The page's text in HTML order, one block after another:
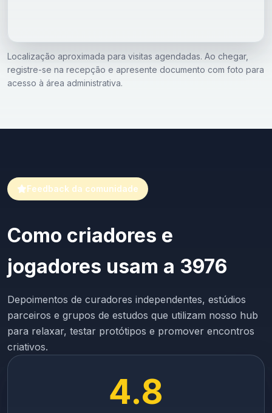
Localização aproximada para visitas agendadas. Ao chegar,
registre-se na recepção e apresente documento com foto para
acesso à área administrativa.
Feedback da comunidade
Como criadores e
jogadores usam a 3976
Depoimentos de curadores independentes, estúdios
parceiros e grupos de estudos que utilizam nosso hub
para relaxar, testar protótipos e promover encontros
criativos.
4.8